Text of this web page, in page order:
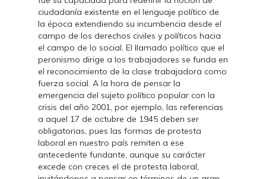
ciudadanía existente en el lenguaje político de
la época extendiendo su incumbencia desde el
campo de los derechos civiles y políticos hacia
el campo de lo social. El llamado político que el
peronismo dirige a los trabajadores se funda en
el reconocimiento de la clase trabajadora como
fuerza social. A la hora de pensar la
emergencia del sujeto político popular con la
crisis del año 2001, por ejemplo, las referencias
a aquel 17 de octubre de 1945 deben ser
obligatorias, pues las formas de protesta
laboral en nuestro país remiten a ese
antecedente fundante, aunque su carácter
excede con creces el de protesta laboral,